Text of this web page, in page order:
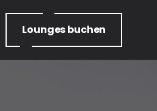
Loungesbuchen